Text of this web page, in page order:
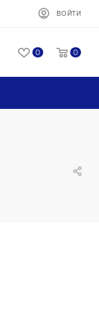
ВОЙТИ
0 0